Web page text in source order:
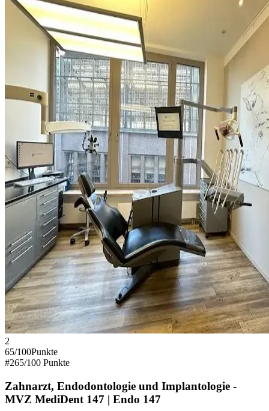
2
65/100Punkte
#265/100 Punkte
Zahnarzt, Endodontologie und Implantologie -
MVZ MediDent 147 | Endo 147